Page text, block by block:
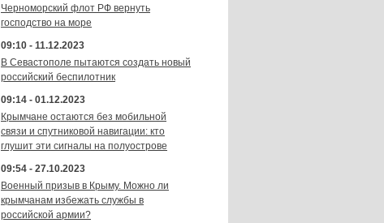
Черноморский флот РФ вернуть
господство на море
09:10 - 11.12.2023
В Севастополе пытаются создать новый
российский беспилотник
09:14 - 01.12.2023
Крымчане остаются без мобильной
связи и спутниковой навигации: кто
глушит эти сигналы на полуострове
09:54 - 27.10.2023
Военный призыв в Крыму. Можно ли
крымчанам избежать службы в
российской армии?